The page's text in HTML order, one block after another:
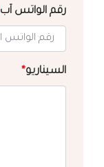
رقم الواتس آب
السيناريو*